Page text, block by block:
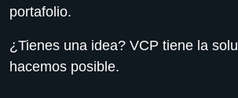
portafolio.
¿Tienes una idea? VCP tiene la
hacemos posible.